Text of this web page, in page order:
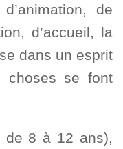
de
d’accueil, la
dans un esprit
choses se font
de 8 à 12 ans),